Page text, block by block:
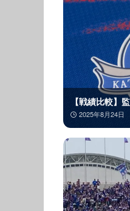
【戦績比較】
2025年8月24日